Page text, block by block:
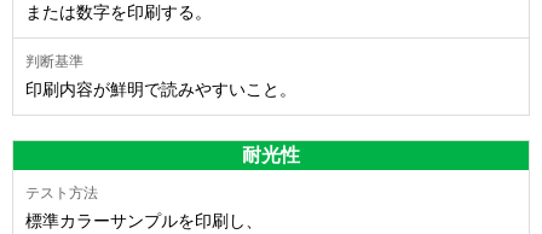
または数字を印刷する。
印刷内容が鮮明で読みやすいこと。
耐光性
標準カラーサンプルを印刷し、